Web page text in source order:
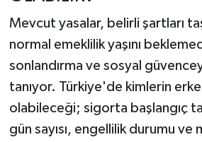
Mevcut yasalar, belirli şartları
normal emeklilik yaşını
sonlandırma ve sosyal
tanıyor. Türkiye'de kimlerin
olabileceği; sigorta başlangıç
gün sayısı, engellilik durumu ve